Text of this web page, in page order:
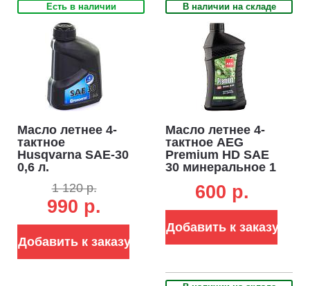
Есть в наличии
Масло летнее 4-
тактное
Husqvarna SAE-30
0,6 л.
1 120 р.
990 р.
Добавить к заказу
В наличии на складе
Масло летнее 4-
тактное AEG
Premium HD SAE
30 минеральное 1
600 p.
Добавить к заказу